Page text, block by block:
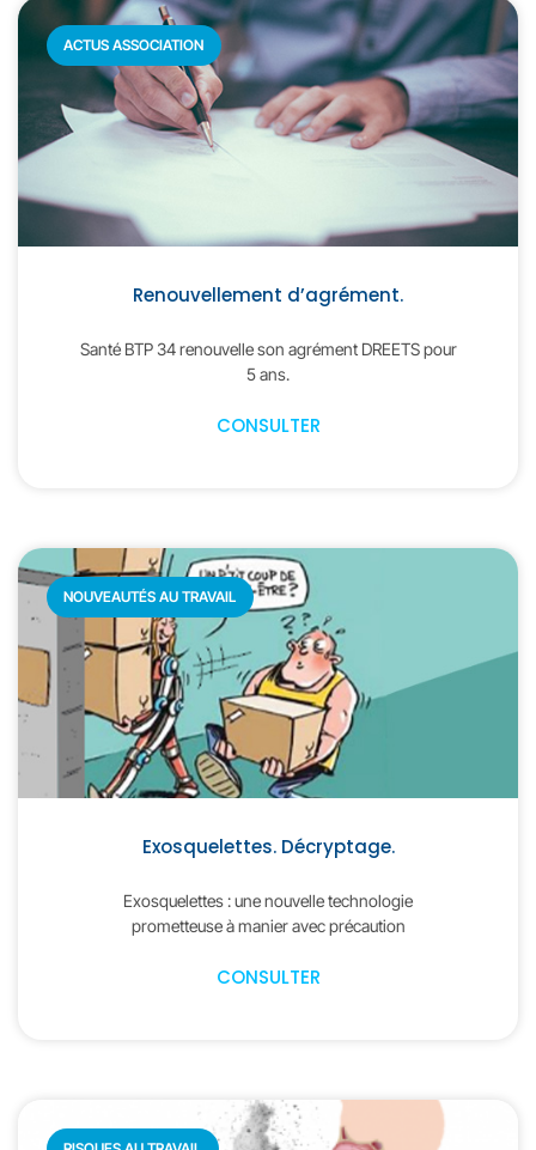
ACTUS ASSOCIATION
Renouvellement d’agrément.
Santé BTP 34 renouvelle son agrément DREETS pour
5 ans.
CONSULTER
NOUVEAUTÉS AU TRAVAIL
Exosquelettes. Décryptage.
Exosquelettes : une nouvelle technologie
prometteuse à manier avec précaution
CONSULTER